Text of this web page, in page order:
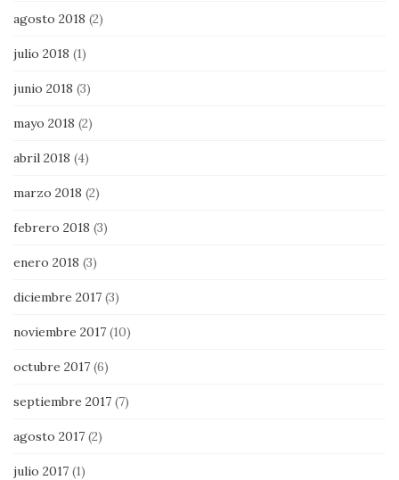
agosto 2018 (2)
julio 2018 (1)
junio 2018 (3)
mayo 2018 (2)
abril 2018 (4)
marzo 2018 (2)
febrero 2018 (3)
enero 2018 (3)
diciembre 2017 (3)
noviembre 2017 (10)
octubre 2017 (6)
septiembre 2017 (7)
agosto 2017 (2)
julio 2017 (1)